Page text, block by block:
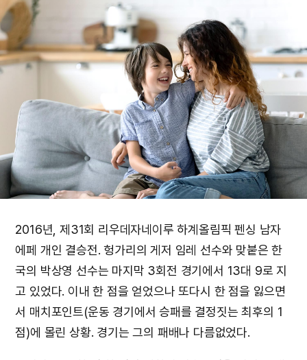
2016년, 제31회 리우데자네이루 하계올림픽 펜싱 남자
에페 개인 결승전. 헝가리의 게저 임레 선수와 맞붙은 한
국의 박상영 선수는 마지막 3회전 경기에서 13대 9로 지
고 있었다. 이내 한 점을 얻었으나 또다시 한 점을 잃으면
서 매치포인트(운동 경기에서 승패를 결정짓는 최후의 1
점)에 몰린 상황. 경기는 그의 패배나 다름없었다.